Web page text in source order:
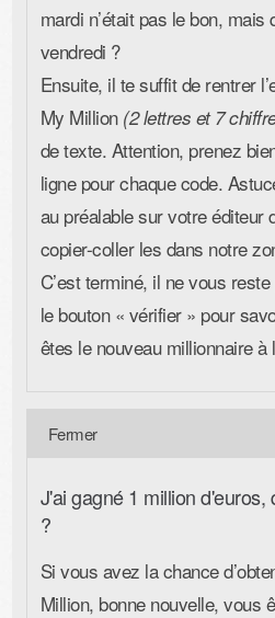
mardi n’était pas le bon, mais
vendredi ?
Ensuite, il te suffit de rentrer
My Million (2 lettres et 7
de texte. Attention, prenez
ligne pour chaque code.
au préalable sur votre éditeur
copier-coller les dans notre
C’est terminé, il ne vous
le bouton « vérifier » pour
êtes le nouveau millionnaire
J'ai gagné 1 million
?
Si vous avez la chance
Million, bonne nouvelle, vous